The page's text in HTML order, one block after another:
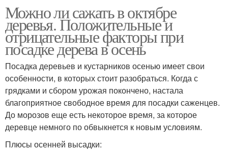
Можно ли сажать в октябре
деревья. Положительные и
отрицательные факторы при
посадке дерева в осень
Посадка деревьев и кустарников осенью имеет свои
особенности, в которых стоит разобраться. Когда с
грядками и сбором урожая покончено, настала
благоприятное свободное время для посадки саженцев.
До морозов еще есть некоторое время, за которое
деревце немного по обвыкнется к новым условиям.
Плюсы осенней высадки: